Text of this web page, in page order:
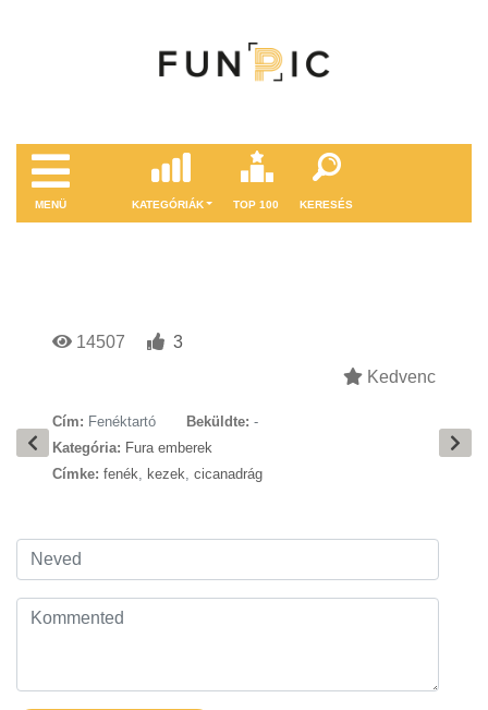
MENÜ KATEGÓRIÁK TOP 100 KERESÉS
14507
3
Kedvenc
Cím: Fenéktartó Beküldte: -
Kategória: Fura emberek
Címke: fenék, kezek, cicanadrág